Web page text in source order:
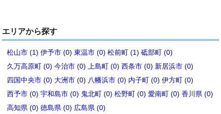
エリアから探す
松山市 (1) 伊予市 (0) 東温市 (0) 松前町 (1) 砥部町 (0)
久万高原町 (0) 今治市 (0) 上島町 (0) 西条市 (0) 新居浜市 (0)
四国中央市 (0) 大洲市 (0) 八幡浜市 (0) 内子町 (0) 伊方町 (0)
西予市 (0) 宇和島市 (0) 鬼北町 (0) 松野町 (0) 愛南町 (0) 香川県 (0)
高知県 (0) 徳島県 (0) 広島県 (0)